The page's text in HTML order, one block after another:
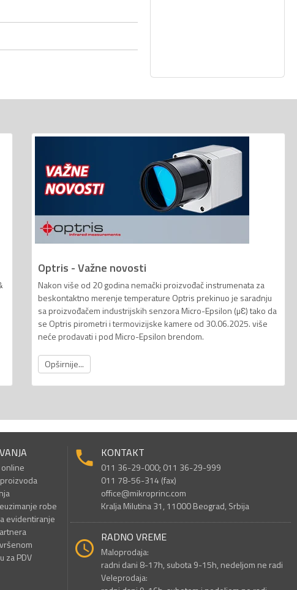
Optris - Važne novosti
Nakon više od 20 godina nemački proizvođač instrumenata za
beskontaktno merenje temperature Optris prekinuo je saradnju
sa proizvođačem industrijskih senzora Micro-Epsilon (µƐ) tako da
se Optris pirometri i termovizijske kamere od 30.06.2025. više
neće prodavati i pod Micro-Epsilon brendom.
Opširnije...
robe
evidentiranje
za PDV
KONTAKT
011 36-29-000; 011 36-29-999
011 78-56-314 (fax)
office@mikroprinc.com
Kralja Milutina 31, 11000 Beograd, Srbija
RADNO VREME
Maloprodaja:
radni dani 8-17h, subota 9-15h, nedeljom ne radi
Veleprodaja: